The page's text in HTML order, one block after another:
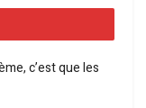
c’est que les